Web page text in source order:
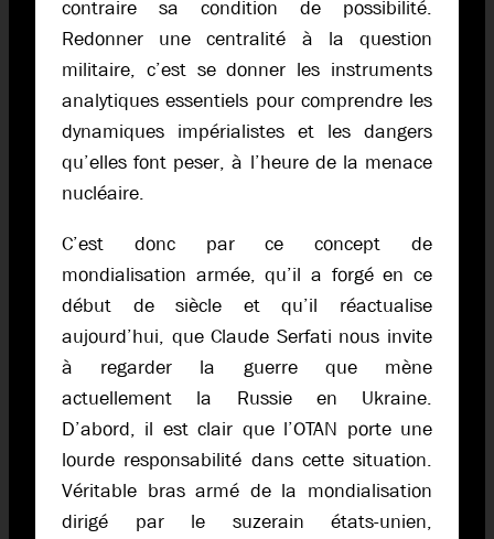
contraire sa condition de possibilité.
Redonner une centralité à la question
militaire, c’est se donner les instruments
analytiques essentiels pour comprendre les
dynamiques impérialistes et les dangers
qu’elles font peser, à l’heure de la menace
nucléaire.
C’est donc par ce concept de
mondialisation armée, qu’il a forgé en ce
début de siècle et qu’il réactualise
aujourd’hui, que Claude Serfati nous invite
à regarder la guerre que mène
actuellement la Russie en Ukraine.
D’abord, il est clair que l’OTAN porte une
lourde responsabilité dans cette situation.
Véritable bras armé de la mondialisation
dirigé par le suzerain états-unien,